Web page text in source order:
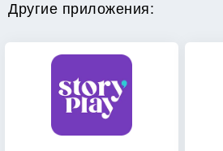
Другие приложения: